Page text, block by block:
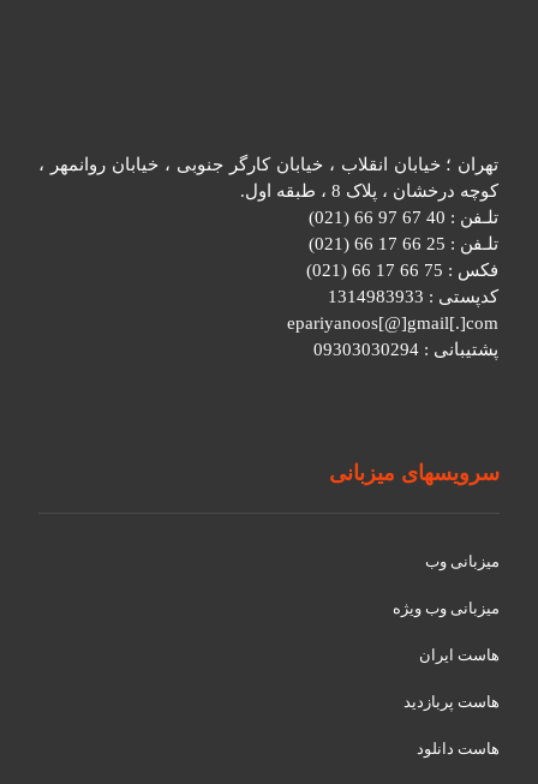
تهران ؛ خیابان انقلاب ، خیابان کارگر جنوبی ، خیابان روانمهر ،
کوچه درخشان ، پلاک 8 ، طبقه اول.
تلـفن : 40 67 97 66 (021)
تلـفن : 25 66 17 66 (021)
فکس : 75 66 17 66 (021)
کدپستی : 1314983933
epariyanoos[@]gmail[.]com
پشتیبانی : 09303030294
سرویسهای میزبانی
میزبانی وب
میزبانی وب ویژه
هاست ایران
هاست پربازدید
هاست دانلود